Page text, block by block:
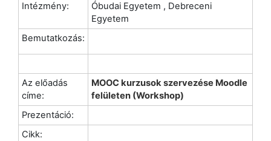
Intézmény:
Óbudai Egyetem , Debreceni
Egyetem
Bemutatkozás:
Az előadás
címe:
MOOC kurzusok szervezése Moodle
felületen (Workshop)
Prezentáció:
Cikk: